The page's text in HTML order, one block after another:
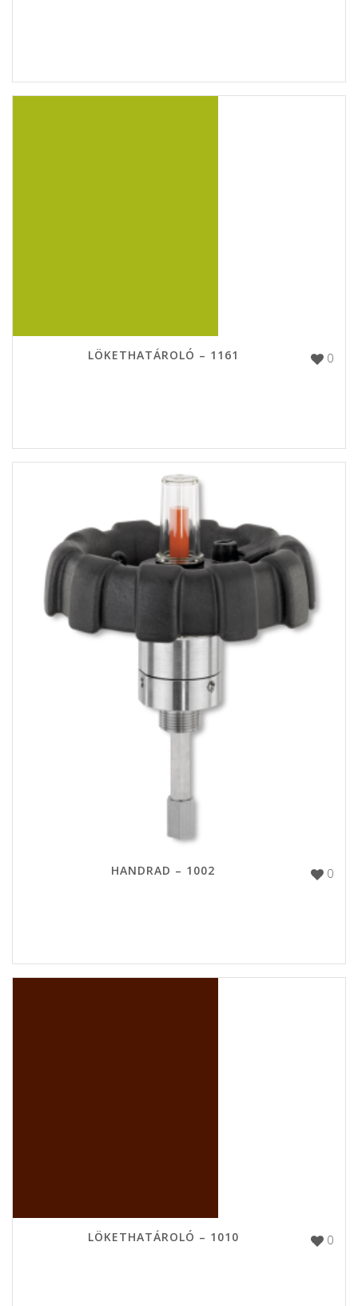
0
LÖKETHATÁROLÓ – 1161
0
HANDRAD – 1002
0
LÖKETHATÁROLÓ – 1010